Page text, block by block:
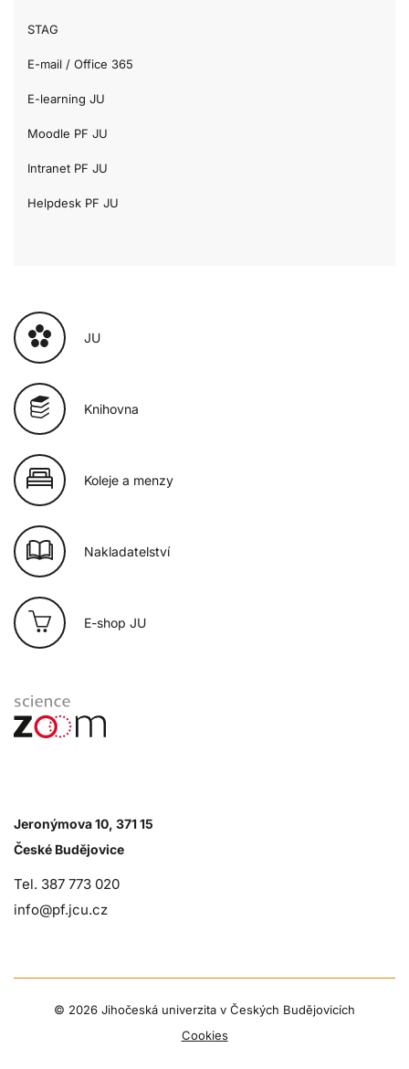
STAG
E-mail / Office 365
E-learning JU
Moodle PF JU
Intranet PF JU
Helpdesk PF JU
JU
Knihovna
Koleje a menzy
Nakladatelství
E-shop JU
Jeronýmova 10, 371 15
České Budějovice
Tel. 387 773 020
info@pf.jcu.cz
© 2026 Jihočeská univerzita v Českých Budějovicích
Cookies